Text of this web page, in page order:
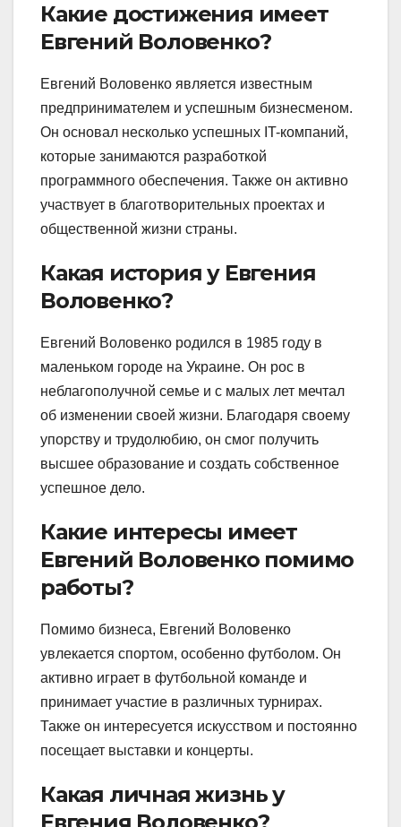
Какие достижения имеет
Евгений Воловенко?
Евгений Воловенко является известным
предпринимателем и успешным бизнесменом.
Он основал несколько успешных IT-компаний,
которые занимаются разработкой
программного обеспечения. Также он активно
участвует в благотворительных проектах и
общественной жизни страны.
Какая история у Евгения
Воловенко?
Евгений Воловенко родился в 1985 году в
маленьком городе на Украине. Он рос в
неблагополучной семье и с малых лет мечтал
об изменении своей жизни. Благодаря своему
упорству и трудолюбию, он смог получить
высшее образование и создать собственное
успешное дело.
Какие интересы имеет
Евгений Воловенко помимо
работы?
Помимо бизнеса, Евгений Воловенко
увлекается спортом, особенно футболом. Он
активно играет в футбольной команде и
принимает участие в различных турнирах.
Также он интересуется искусством и постоянно
посещает выставки и концерты.
Какая личная жизнь у